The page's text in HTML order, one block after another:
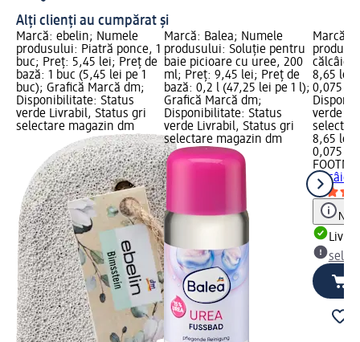
Alți clienți au cumpărat și
Marcă: ebelin; Numele
produsului: Piatră ponce, 1
buc; Preț: 5,45 lei; Preț de
bază: 1 buc (5,45 lei pe 1
buc); Grafică Marcă dm;
Disponibilitate: Status
verde Livrabil, Status gri
selectare magazin dm
Marcă: Balea; Numele
produsului: Soluție pentru
baie picioare cu uree, 200
ml; Preț: 9,45 lei; Preț de
bază: 0,2 l (47,25 lei pe 1 l);
Grafică Marcă dm;
Disponibilitate: Status
verde Livrabil, Status gri
selectare magazin dm
Marcă:
călcâie,
8,65 lei;
0,075 l
verde
8,65 lei
0,075 l
călcâie,
Notă